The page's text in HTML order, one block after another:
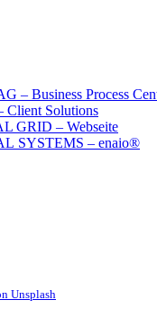
– Business Process
Client Solutions
GRID – Webseite
SYSTEMS – enaio®
Unsplash